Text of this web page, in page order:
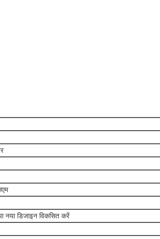
नया डिजाइन विकसित करें